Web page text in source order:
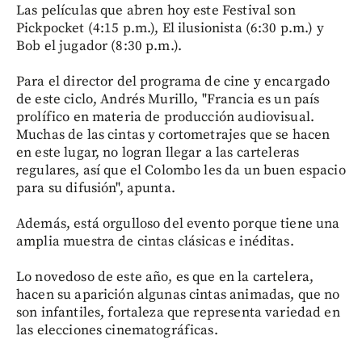
Las películas que abren hoy este Festival son
Pickpocket (4:15 p.m.), El ilusionista (6:30 p.m.) y
Bob el jugador (8:30 p.m.).
Para el director del programa de cine y encargado
de este ciclo, Andrés Murillo, "Francia es un país
prolífico en materia de producción audiovisual.
Muchas de las cintas y cortometrajes que se hacen
en este lugar, no logran llegar a las carteleras
regulares, así que el Colombo les da un buen espacio
para su difusión", apunta.
Además, está orgulloso del evento porque tiene una
amplia muestra de cintas clásicas e inéditas.
Lo novedoso de este año, es que en la cartelera,
hacen su aparición algunas cintas animadas, que no
son infantiles, fortaleza que representa variedad en
las elecciones cinematográficas.